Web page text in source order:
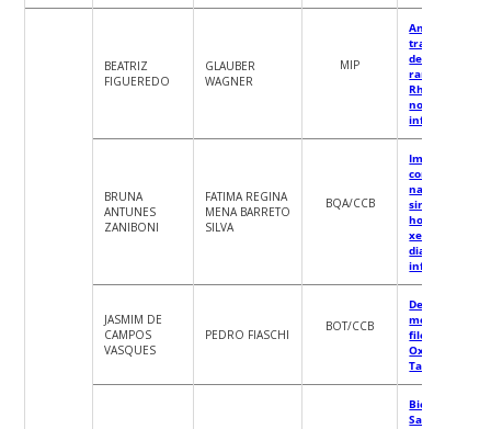
BEATRIZ
FIGUEREDO
GLAUBER
WAGNER
MIP
Análise
de
rangeli e
Rhodnius
no contexto da
infecção
BRUNA
ANTUNES
ZANIBONI
FATIMA REGINA
MENA BARRETO
SILVA
BQA/CCB
Impacto de
compostos
naturais,
sintéticos,
hormonios e
xenobióticos
diabetes e
infertilidade
JASMIM DE
CAMPOS
VASQUES
PEDRO FIASCHI
BOT/CCB
Delimitação
morfológica e
filogenética de
Oxalis
Taub.
Santa